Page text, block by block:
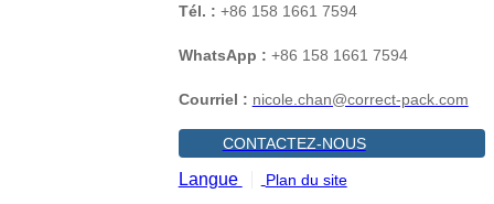
Tél. : +86 158 1661 7594
WhatsApp : +86 158 1661 7594
Courriel : nicole.chan@correct-pack.com
CONTACTEZ-NOUS
Langue Plan du site